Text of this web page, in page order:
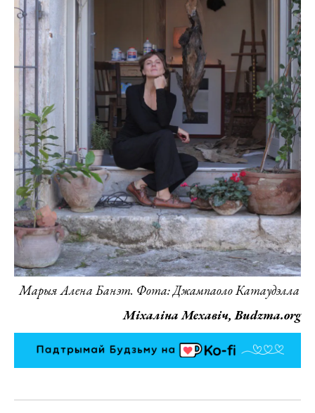
Марыя Алена Банэт. Фота: Джампаоло Катаудэлла
Міхаліна Мехавіч, Budzma.org